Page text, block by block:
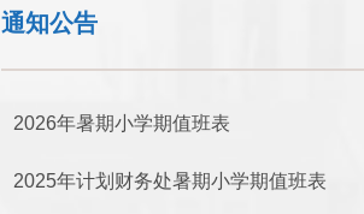
通知公告
2026年暑期小学期值班表
2025年计划财务处暑期小学期值班表